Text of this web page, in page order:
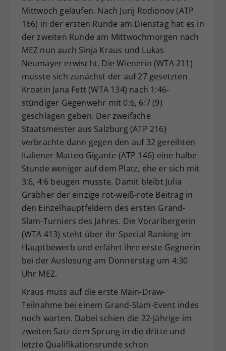
Mittwoch gelaufen. Nach Jurij Rodionov (ATP
166) in der ersten Runde am Dienstag hat es in
der zweiten Runde am Mittwochmorgen nach
MEZ nun auch Sinja Kraus und Lukas
Neumayer erwischt. Die Wienerin (WTA 211)
musste sich zunächst der auf 27 gesetzten
Kroatin Jana Fett (WTA 134) nach 1:46-
stündiger Gegenwehr mit 0:6, 6:7 (9)
geschlagen geben. Der zweifache
Staatsmeister aus Salzburg (ATP 216)
verbrachte dann gegen den auf 32 gereihten
Italiener Matteo Gigante (ATP 146) eine halbe
Stunde weniger auf dem Platz, ehe er sich mit
3:6, 4:6 beugen musste. Damit bleibt Julia
Grabher der einzige rot-weiß-rote Beitrag in
den Einzelhauptfeldern des ersten Grand-
Slam-Turniers des Jahres. Die Vorarlbergerin
(WTA 413) steht über ihr Special Ranking im
Hauptbewerb und erfährt ihre erste Gegnerin
bei der Auslosung am Donnerstag um 4:30
Uhr MEZ.
Kraus muss auf die erste Main-Draw-
Teilnahme bei einem Grand-Slam-Event indes
noch warten. Dabei schien die 22-Jährige im
zweiten Satz dem Sprung in die dritte und
letzte Qualifikationsrunde schon
Zweck
Dieser Wert speichert Ihre Consent-
Einstellungen. Unter anderem eine
zufällig generierte ID, für die
historische Speicherung Ihrer
vorgenommen Einstellungen, falls der
Webseiten-Betreiber dies eingestellt
hat.